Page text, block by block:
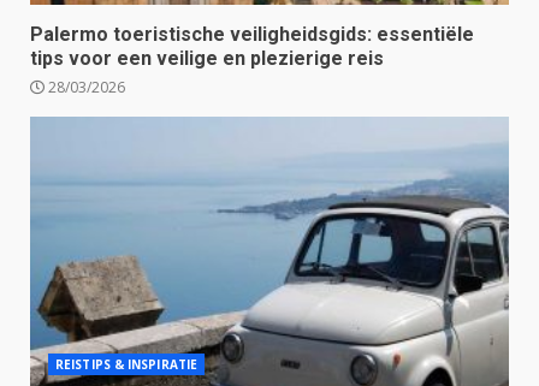
Palermo toeristische veiligheidsgids: essentiële
tips voor een veilige en plezierige reis
28/03/2026
REISTIPS & INSPIRATIE